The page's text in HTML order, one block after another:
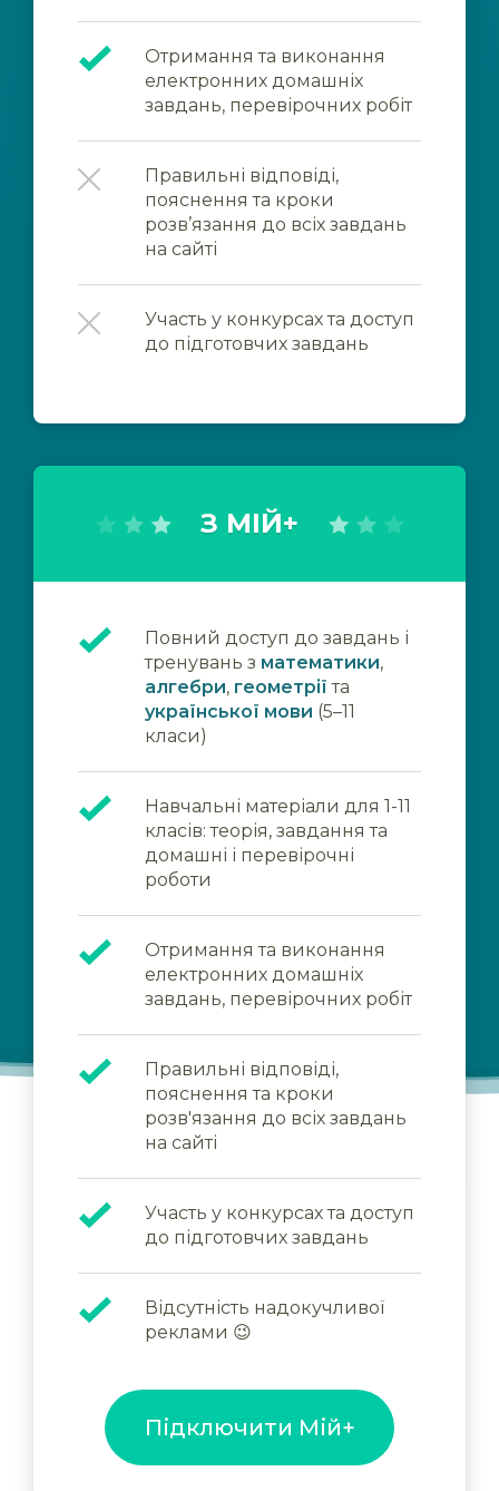
Отримання та виконання
електронних домашніх
завдань, перевірочних робіт
Правильні відповіді,
пояснення та кроки
розв’язання до всіх завдань
на сайті
Участь у конкурсах та доступ
до підготовчих завдань
З МІЙ+
Повний доступ до завдань і
тренувань з математики,
алгебри, геометрії та
української мови (5–11
класи)
Навчальні матеріали для 1-11
класів: теорія, завдання та
домашні і перевірочні
роботи
Отримання та виконання
електронних домашніх
завдань, перевірочних робіт
Правильні відповіді,
пояснення та кроки
розв'язання до всіх завдань
на сайті
Участь у конкурсах та доступ
до підготовчих завдань
Відсутність надокучливої
реклами 😉
Підключити Мій+